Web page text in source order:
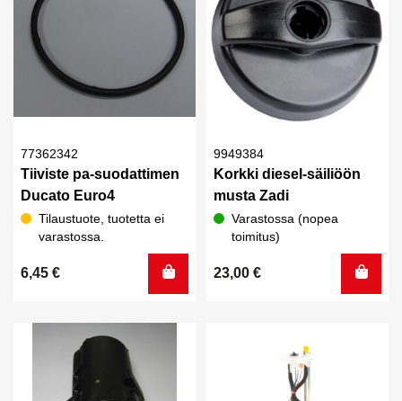
77362342
Tiiviste pa-suodattimen
Ducato Euro4
Tilaustuote, tuotetta ei
varastossa.
6,45 €
9949384
Korkki diesel-säiliöön
musta Zadi
Varastossa (nopea
toimitus)
23,00 €